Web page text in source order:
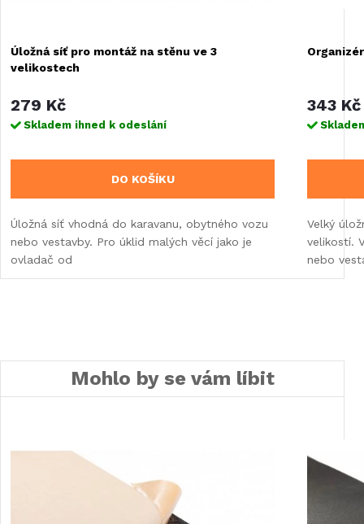
Úložná síť pro montáž na stěnu ve 3
velikostech
279 Kč
Skladem ihned k odeslání
DO KOŠÍKU
Úložná síť vhodná do karavanu, obytného vozu
nebo vestavby. Pro úklid malých věcí jako je
ovladač od
343 Kč
Velký
velikostí.
nebo
Mohlo by se vám líbit